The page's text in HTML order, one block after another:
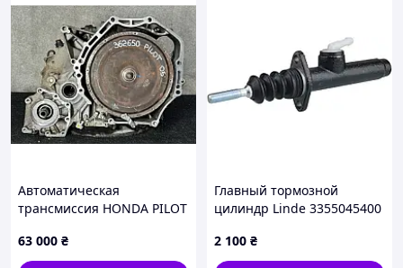
Автоматическая
трансмиссия HONDA PILOT
63 000 ₴
Главный тормозной
цилиндр Linde 3355045400
2 100 ₴